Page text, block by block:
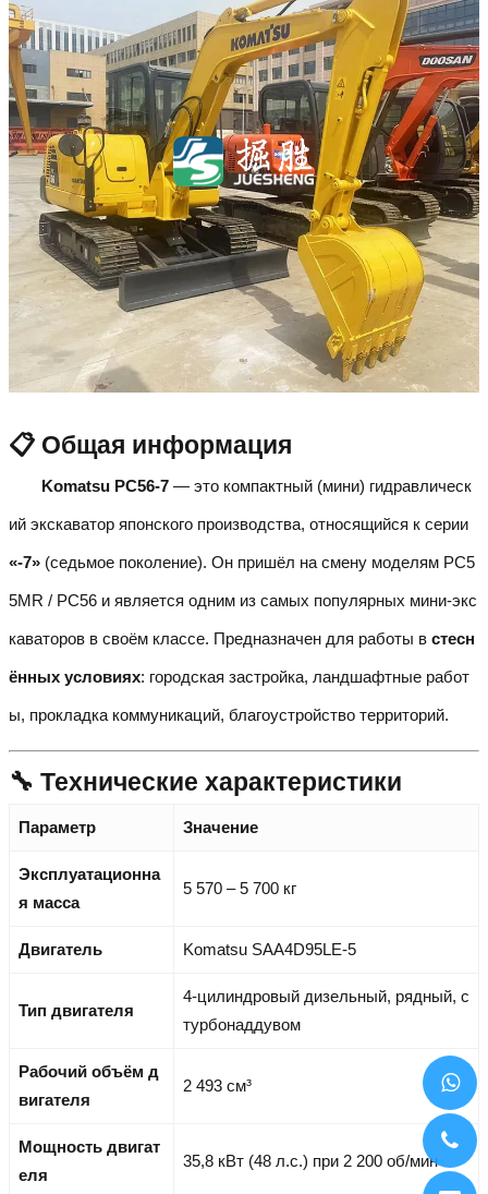
📋 Общая информация
Komatsu PC56-7 — это компактный (мини) гидравлическ
ий экскаватор японского производства, относящийся к серии
«-7» (седьмое поколение). Он пришёл на смену моделям PC5
5MR / PC56 и является одним из самых популярных мини-экс
каваторов в своём классе. Предназначен для работы в стесн
ённых условиях: городская застройка, ландшафтные работ
ы, прокладка коммуникаций, благоустройство территорий.
🔧 Технические характеристики
Параметр Значение
Эксплуатационна
я масса
5 570 – 5 700 кг
Двигатель Komatsu SAA4D95LE-5
Тип двигателя
4-цилиндровый дизельный, рядный, с
турбонаддувом
Рабочий объём д
вигателя
2 493 см³
Мощность двигат
еля
35,8 кВт (48 л.с.) при 2 200 об/мин